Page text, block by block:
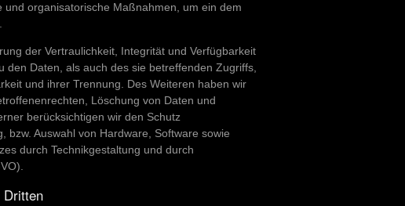
organisatorische Maßnahmen, um ein dem
der Vertraulichkeit, Integrität und Verfügbarkeit
Daten, als auch des sie betreffenden Zugriffs,
und ihrer Trennung. Des Weiteren haben wir
Löschung von Daten und
berücksichtigen wir den Schutz
bzw. Auswahl von Hardware, Software sowie
durch Technikgestaltung und durch
Dritten